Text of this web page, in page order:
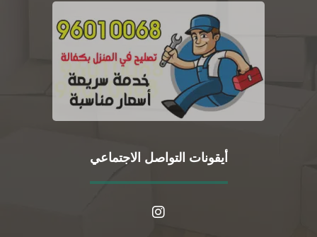
أيقونات التواصل الاجتماعي